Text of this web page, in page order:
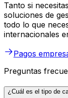
Tanto si
soluciones de
todo lo que
internacionales
Pagos
Preguntas
¿Cuál es el tipo de